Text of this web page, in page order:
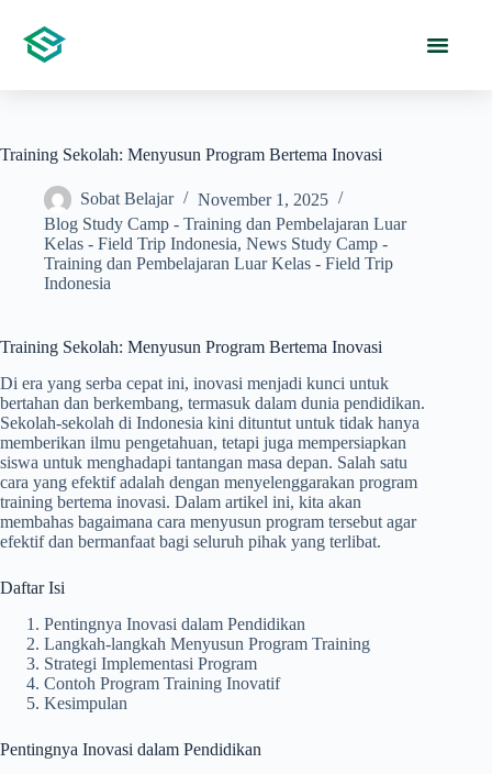
Training Sekolah: Menyusun Program Bertema Inovasi
Sobat Belajar
November 1, 2025
Blog Study Camp - Training dan Pembelajaran Luar
Kelas - Field Trip Indonesia, News Study Camp -
Training dan Pembelajaran Luar Kelas - Field Trip
Indonesia
Training Sekolah: Menyusun Program Bertema Inovasi
Di era yang serba cepat ini, inovasi menjadi kunci untuk
bertahan dan berkembang, termasuk dalam dunia pendidikan.
Sekolah-sekolah di Indonesia kini dituntut untuk tidak hanya
memberikan ilmu pengetahuan, tetapi juga mempersiapkan
siswa untuk menghadapi tantangan masa depan. Salah satu
cara yang efektif adalah dengan menyelenggarakan program
training bertema inovasi. Dalam artikel ini, kita akan
membahas bagaimana cara menyusun program tersebut agar
efektif dan bermanfaat bagi seluruh pihak yang terlibat.
Daftar Isi
Pentingnya Inovasi dalam Pendidikan
Langkah-langkah Menyusun Program Training
Strategi Implementasi Program
Contoh Program Training Inovatif
Kesimpulan
Pentingnya Inovasi dalam Pendidikan